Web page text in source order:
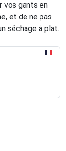
vos gants en
et de ne pas
séchage à plat.